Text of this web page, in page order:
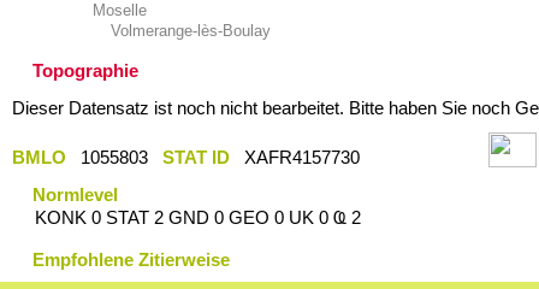
Moselle
Volmerange-lès-Boulay
Topographie
Dieser Datensatz ist noch nicht bearbeitet. Bitte haben Sie noch
BMLO 1055803 STAT ID
XAFR4157730
Normlevel
KONK 0 STAT 2 GND 0 GEO 0 UK 0 Ҩ 2
Empfohlene Zitierweise